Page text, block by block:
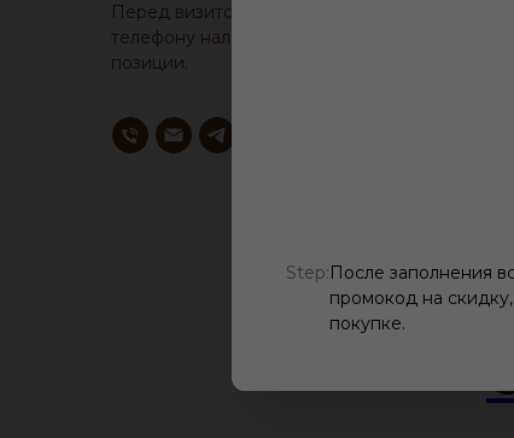
Step:После заполнения
промокод на
покупке.
Перед визитом, уточните у менеджера по
телефону наличие образца понравившейся
позиции.